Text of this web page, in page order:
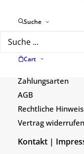
Suche
Cart
9–13 & 14–17:30
Shop
Zahlungsarten
AGB
Rechtliche
Vertrag widerrufen
Kontakt |